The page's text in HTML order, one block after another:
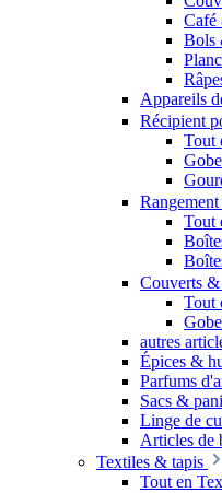
Café
Bols
Appareils
Récipient
Tout
Tout
Couverts &
Tout
autres
Épices &
Parfums
Sacs &
Linge de
Articles de
Textiles & tapis
Tout en